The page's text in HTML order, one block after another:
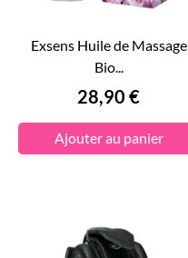
Exsens Huile de Massage
Bio...
Prix
28,90 €
Ajouter au panier